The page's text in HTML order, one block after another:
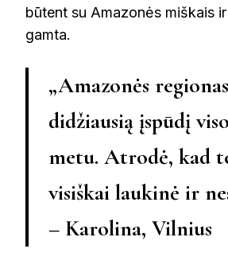
būtent su Amazonės miškais
gamta.
„Amazonės
didžiausią įspūdį
metu. Atrodė, kad
visiškai laukinė ir
– Karolina, Vilnius